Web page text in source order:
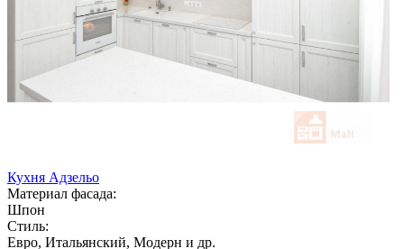
Кухня Адзельо
Материал фасада:
Шпон
Стиль:
Евро, Итальянский, Модерн и др.